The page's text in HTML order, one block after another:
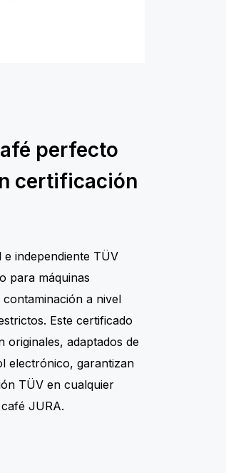
perfecto
certificación
independiente TÜV
para máquinas
a nivel
Este certificado
originales, adaptados de
electrónico, garantizan
TÜV en cualquier
JURA.